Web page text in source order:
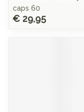
caps 60
€ 29,95